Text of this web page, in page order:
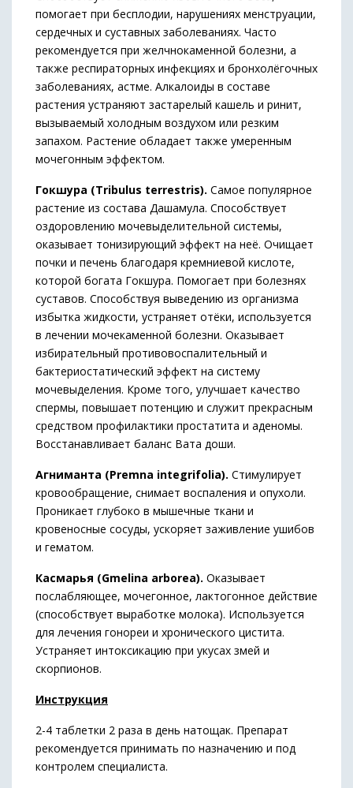
помогает при бесплодии, нарушениях менструации,
сердечных и суставных заболеваниях. Часто
рекомендуется при желчнокаменной болезни, а
также респираторных инфекциях и бронхолёгочных
заболеваниях, астме. Алкалоиды в составе
растения устраняют застарелый кашель и ринит,
вызываемый холодным воздухом или резким
запахом. Растение обладает также умеренным
мочегонным эффектом.
Гокшура (Tribulus terrestris). Самое популярное
растение из состава Дашамула. Способствует
оздоровлению мочевыделительной системы,
оказывает тонизирующий эффект на неё. Очищает
почки и печень благодаря кремниевой кислоте,
которой богата Гокшура. Помогает при болезнях
суставов. Способствуя выведению из организма
избытка жидкости, устраняет отёки, используется
в лечении мочекаменной болезни. Оказывает
избирательный противовоспалительный и
бактериостатический эффект на систему
мочевыделения. Кроме того, улучшает качество
спермы, повышает потенцию и служит прекрасным
средством профилактики простатита и аденомы.
Восстанавливает баланс Вата доши.
Агниманта (Premna integrifolia). Стимулирует
кровообращение, снимает воспаления и опухоли.
Проникает глубоко в мышечные ткани и
кровеносные сосуды, ускоряет заживление ушибов
и гематом.
Касмарья (Gmelina arborea). Оказывает
послабляющее, мочегонное, лактогонное действие
(способствует выработке молока). Используется
для лечения гонореи и хронического цистита.
Устраняет интоксикацию при укусах змей и
скорпионов.
Инструкция
2-4 таблетки 2 раза в день натощак. Препарат
рекомендуется принимать по назначению и под
контролем специалиста.